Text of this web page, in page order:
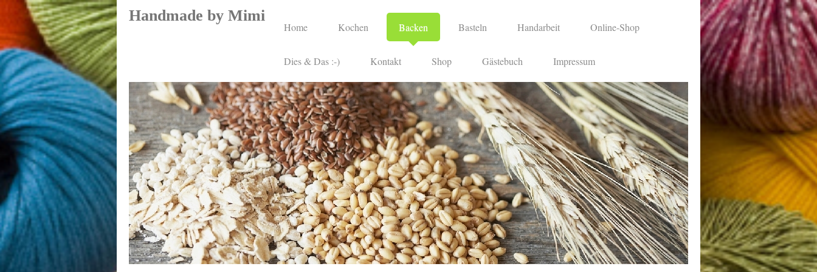
Handmade by Mimi
Home Kochen Backen Basteln Handarbeit Online-Shop
Dies & Das :-) Kontakt Shop Gästebuch Impressum